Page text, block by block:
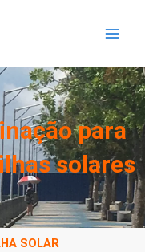
para
solares
SOLAR